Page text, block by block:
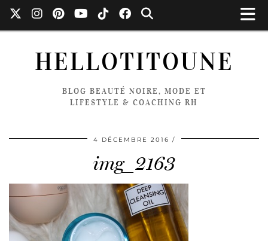
HELLOTITOUNE
BLOG BEAUTÉ NOIRE, MODE ET
LIFESTYLE & COACHING RH
4 DÉCEMBRE 2016
img_2163